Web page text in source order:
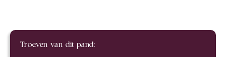
Troeven van dit pand: